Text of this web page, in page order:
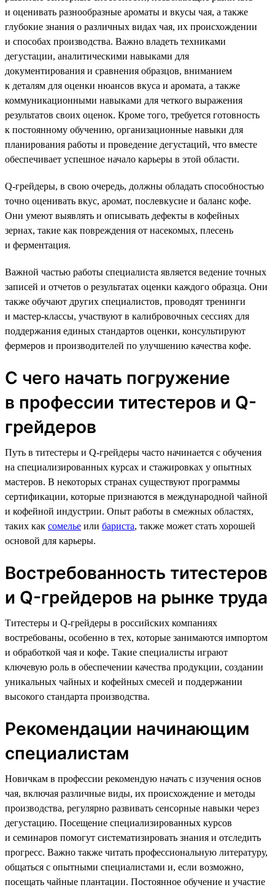
и оценивать разнообразные ароматы и вкусы чая, а также
глубокие знания о различных видах чая, их происхождении
и способах производства. Важно владеть техниками
дегустации, аналитическими навыками для
документирования и сравнения образцов, вниманием
к деталям для оценки нюансов вкуса и аромата, а также
коммуникационными навыками для четкого выражения
результатов своих оценок. Кроме того, требуется готовность
к постоянному обучению, организационные навыки для
планирования работы и проведение дегустаций, что вместе
обеспечивает успешное начало карьеры в этой области.
Q-грейдеры, в свою очередь, должны обладать способностью
точно оценивать вкус, аромат, послевкусие и баланс кофе.
Они умеют выявлять и описывать дефекты в кофейных
зернах, такие как повреждения от насекомых, плесень
и ферментация.
Важной частью работы специалиста является ведение точных
записей и отчетов о результатах оценки каждого образца. Они
также обучают других специалистов, проводят тренинги
и мастер-классы, участвуют в калибровочных сессиях для
поддержания единых стандартов оценки, консультируют
фермеров и производителей по улучшению качества кофе.
С чего начать погружение
в профессии титестеров и Q-
грейдеров
Путь в титестеры и Q-грейдеры часто начинается с обучения
на специализированных курсах и стажировках у опытных
мастеров. В некоторых странах существуют программы
сертификации, которые признаются в международной чайной
и кофейной индустрии. Опыт работы в смежных областях,
таких как сомелье или бариста, также может стать хорошей
основой для карьеры.
Востребованность титестеров
и Q-грейдеров на рынке труда
Титестеры и Q-грейдеры в российских компаниях
востребованы, особенно в тех, которые занимаются импортом
и обработкой чая и кофе. Такие специалисты играют
ключевую роль в обеспечении качества продукции, создании
уникальных чайных и кофейных смесей и поддержании
высокого стандарта производства.
Рекомендации начинающим
специалистам
Новичкам в профессии рекомендую начать с изучения основ
чая, включая различные виды, их происхождение и методы
производства, регулярно развивать сенсорные навыки через
дегустацию. Посещение специализированных курсов
и семинаров помогут систематизировать знания и отследить
прогресс. Важно также читать профессиональную литературу,
общаться с опытными специалистами и, если возможно,
посещать чайные плантации. Постоянное обучение и участие